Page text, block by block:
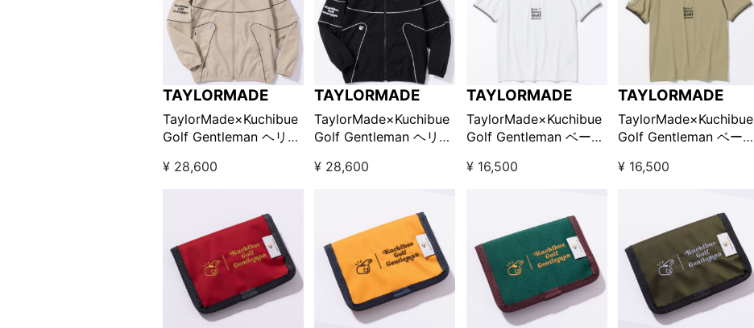
TAYLORMADE
TaylorMade×Kuchibue
Golf Gentleman ヘリテ
ャケット ベージュ
¥ 28,600
TAYLORMADE
TaylorMade×Kuchibue
Golf Gentleman ヘリテ
ャケット ブラック
¥ 28,600
TAYLORMADE
TaylorMade×Kuchibue
Golf Gentleman ベーシ
イト【GO/LOOK!限定販
¥ 16,500
TAYLORMADE
TaylorMade×Kuchibue
Golf Gentleman ベーシ
ジュ【GO/LOOK!限定販
¥ 16,500